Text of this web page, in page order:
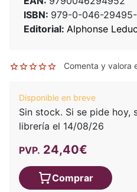
ISBN: 979-0-046-
Editorial: Alphonse Leduc
Comenta y valora
Disponible en breve
Sin stock. Si se pide hoy,
librería el 14/08/26
PVP. 24,40€
Comprar